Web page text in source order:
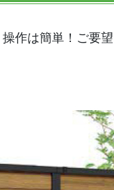
作は簡単！ご要